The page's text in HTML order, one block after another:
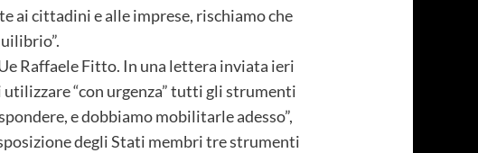
ai cittadini e alle imprese, rischiamo che
Raffaele Fitto. In una lettera inviata ieri
“con urgenza” tutti gli strumenti
e dobbiamo mobilitarle adesso”,
degli Stati membri tre strumenti